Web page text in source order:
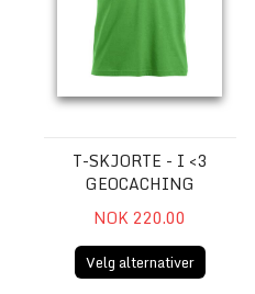
T-SKJORTE - I <3
GEOCACHING
NOK 220.00
Velg alternativer